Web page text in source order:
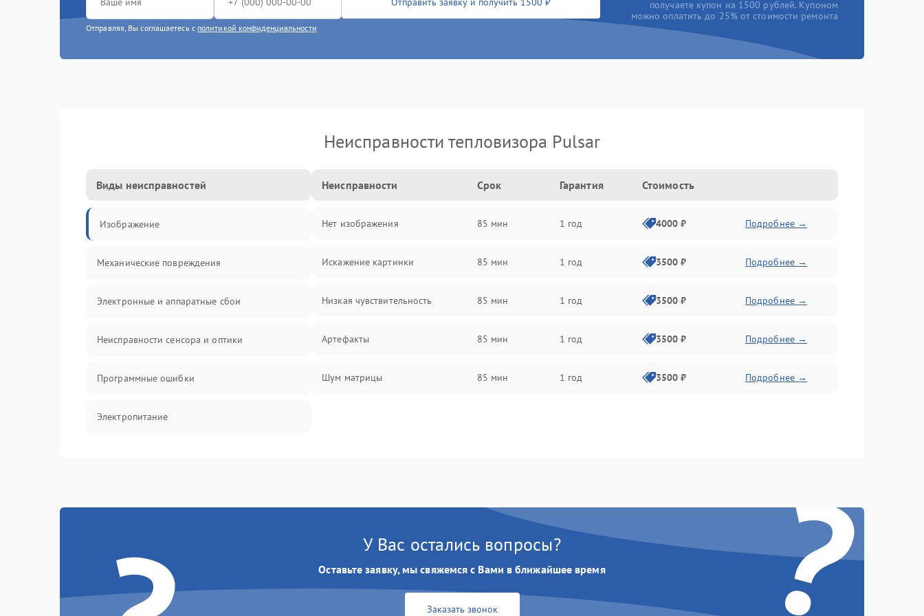
Отправляя, Вы соглашаетесь с политикой конфиденциальности
получаете купон на 1500 рублей. Купоном
можно оплатить до 25% от стоимости ремонта
Неисправности тепловизора Pulsar
Виды неисправностей
Изображение
Механические повреждения
Электронные и аппаратные сбои
Неисправности сенсора и оптики
Программные ошибки
Электропитание
Температурные проблемы
Сбои коммуникаций и интерфейсов
Неисправности Срок Гарантия Стоимость
Нет изображения 85 мин 1 год 4000 ₽ Подробнее →
Искажение картинки 85 мин 1 год 3500 ₽ Подробнее →
Низкая чувствительность 85 мин 1 год 3500 ₽ Подробнее →
Артефакты 85 мин 1 год 3500 ₽ Подробнее →
Шум матрицы 85 мин 1 год 3500 ₽ Подробнее →
?
У Вас остались вопросы?
Оставьте заявку, мы свяжемся с Вами в ближайшее время
Заказать звонок